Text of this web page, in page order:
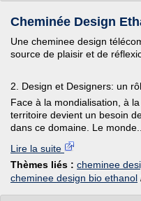
Cheminée Design
Une cheminee design
source de plaisir et de
2. Design et Designers: un
Face à la mondialisation, à
territoire devient un besoin
dans ce domaine. Le monde...
Lire la suite
Thèmes liés : cheminee
cheminee design bio ethanol